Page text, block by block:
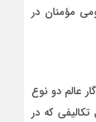
مؤمنان در
عالم دو نوع
که در